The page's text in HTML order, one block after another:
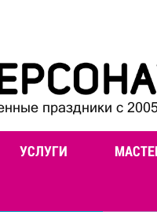
праздники с
УСЛУГИ